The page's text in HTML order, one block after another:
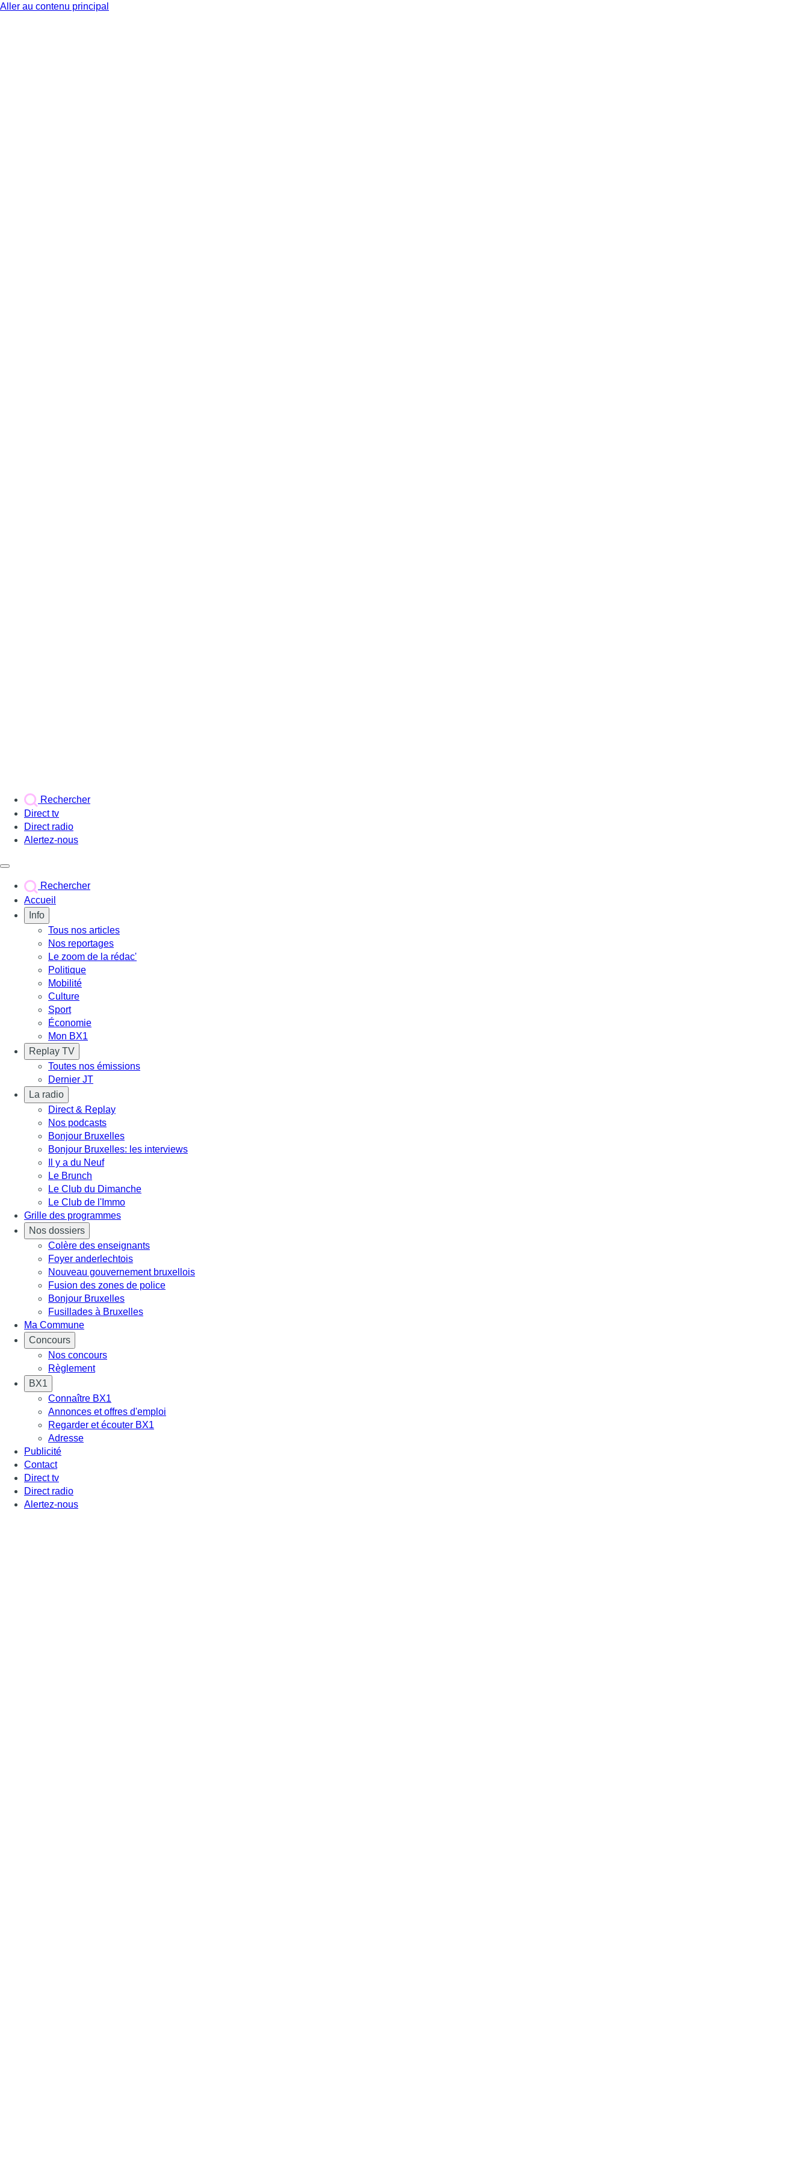
Aller au contenu principal
Rechercher
Direct tv
Direct radio
Alertez-nous
Rechercher
Accueil
Info
Tous nos articles
Nos reportages
Le zoom de la rédac'
Politique
Mobilité
Culture
Sport
Économie
Mon BX1
Replay TV
Toutes nos émissions
Dernier JT
La radio
Direct & Replay
Nos podcasts
Bonjour Bruxelles
Bonjour Bruxelles: les interviews
Il y a du Neuf
Le Brunch
Le Club du Dimanche
Le Club de l'Immo
Grille des programmes
Nos dossiers
Colère des enseignants
Foyer anderlechtois
Nouveau gouvernement bruxellois
Fusion des zones de police
Bonjour Bruxelles
Fusillades à Bruxelles
Ma Commune
Concours
Nos concours
Règlement
BX1
Connaître BX1
Annonces et offres d'emploi
Regarder et écouter BX1
Adresse
Publicité
Contact
Direct tv
Direct radio
Alertez-nous